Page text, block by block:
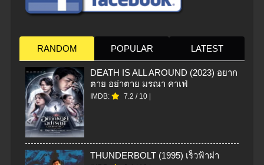
RANDOM POPULAR LATEST
DEATH IS ALL AROUND (2023) อยาก
ตาย อย่าตาย มรณา คาเฟ่
IMDB: 7.2 / 10
THUNDERBOLT (1995) เร็วฟ้าผ่า